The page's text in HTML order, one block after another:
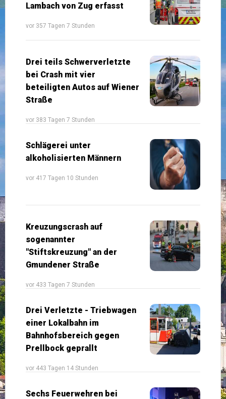
Lambach von Zug erfasst
vor 357 Tagen 7 Stunden
Drei teils Schwerverletzte
bei Crash mit vier
beteiligten Autos auf Wiener
Straße
vor 383 Tagen 7 Stunden
Schlägerei unter
alkoholisierten Männern
vor 417 Tagen 10 Stunden
Kreuzungscrash auf
sogenannter
"Stiftskreuzung" an der
Gmundener Straße
vor 433 Tagen 7 Stunden
Drei Verletzte - Triebwagen
einer Lokalbahn im
Bahnhofsbereich gegen
Prellbock geprallt
vor 443 Tagen 14 Stunden
Sechs Feuerwehren bei